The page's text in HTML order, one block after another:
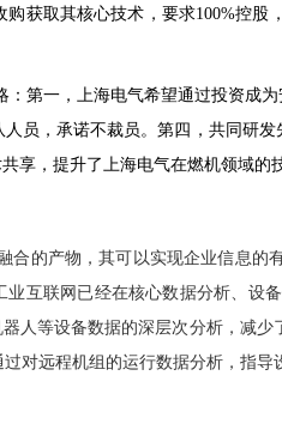
购获取其核心技术，要求100%控股
第一，上海电气希望通过投资成
员，承诺不裁员。第四，共同研
享，提升了上海电气在燃机领域的
合的产物，其可以实现企业信息
互联网已经在核心数据分析、
人等设备数据的深层次分析，减
对远程机组的运行数据分析，指